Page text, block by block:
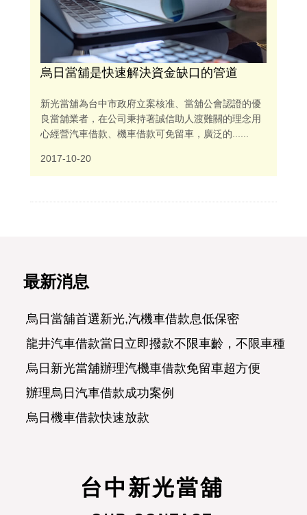
烏日當舖是快速解決資金缺口的管道
新光當舖為台中市政府立案核准、當舖公會認證的優
良當舖業者，在公司秉持著誠信助人渡難關的理念用
心經營汽車借款、機車借款可免留車，廣泛的......
2017-10-20
最新消息
烏日當舖首選新光,汽機車借款息低保密
龍井汽車借款當日立即撥款不限車齡，不限車種，
烏日新光當舖辦理汽機車借款免留車超方便
辦理烏日汽車借款成功案例
烏日機車借款快速放款
烏日汽車借款合法經營可分期攤還
烏日當舖讓愛車替您週轉
台中新光當舖